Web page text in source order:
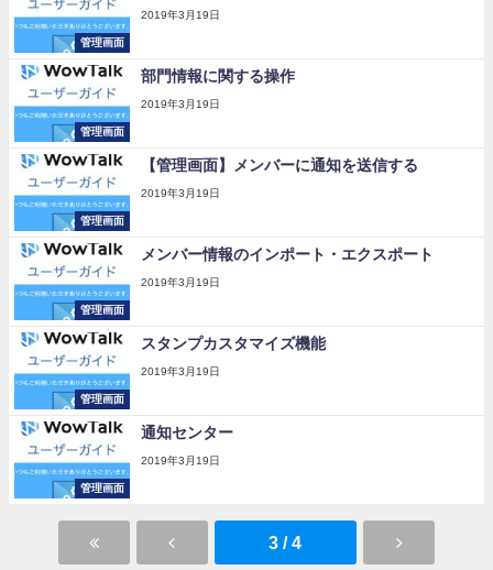
管理画面
2019年3月19日
管理画面
部門情報に関する操作
2019年3月19日
管理画面
【管理画面】メンバーに通知を送信する
2019年3月19日
管理画面
メンバー情報のインポート・エクスポート
2019年3月19日
管理画面
スタンプカスタマイズ機能
2019年3月19日
管理画面
通知センター
2019年3月19日
3 / 4